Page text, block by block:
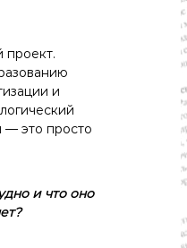
проект.
и
— это просто
и что оно